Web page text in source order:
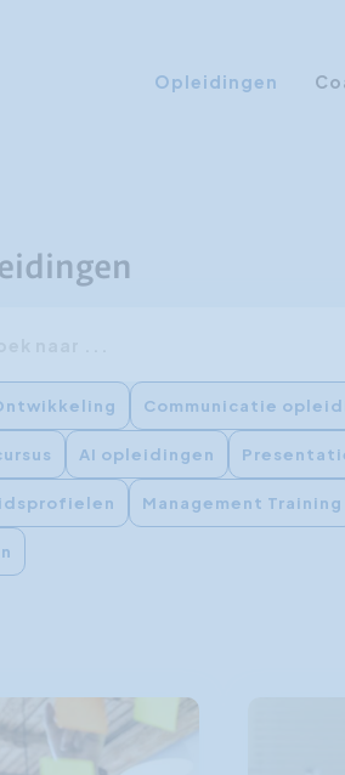
Opleidingen
Communicatie
AI opleidingen
Management Training